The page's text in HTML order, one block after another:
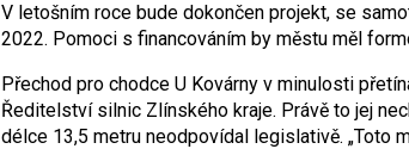
V letošním roce bude dokončen projekt, se
2022. Pomoci s financováním by městu měl
Přechod pro chodce U Kovárny v minulosti
Ředitelství silnic Zlínského kraje. Právě to jej
délce 13,5 metru neodpovídal legislativě. „Toto